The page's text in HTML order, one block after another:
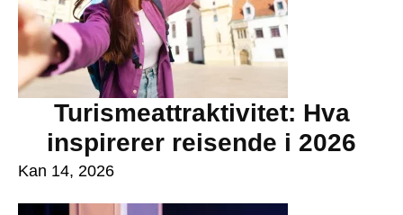
Turismeattraktivitet: Hva
inspirerer reisende i 2026
Kan 14, 2026